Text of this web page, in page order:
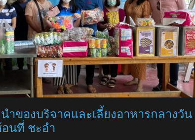
ำของบริจาคและเลี้ยงอาหารกลางวัน
นที่ ชะอำ